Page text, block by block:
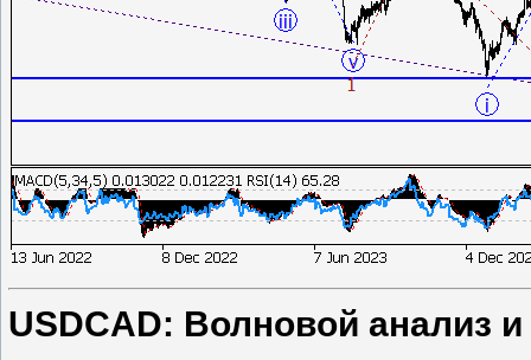
USDCAD: Волновой анализ и